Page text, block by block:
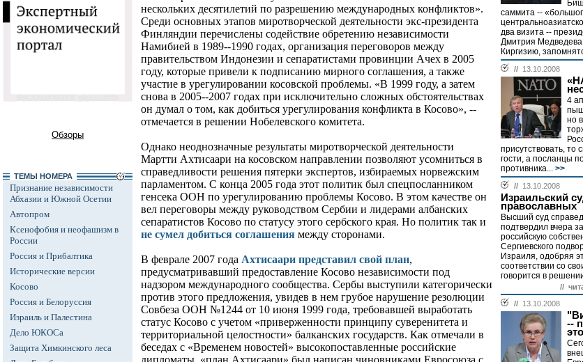
Обзоры
ТЕМЫ НОМЕРА
Признание независимости
Абхазии и Южной Осетии
Автопром
Ксенофобия и неофашизм в
России
Россия и Прибалтика
Исторические версии
Косово
Россия и Белоруссия
Израиль и Палестина
Дело ЮКОСа
Защита Химкинского леса
нескольких десятилетий по разрешению международных конфликтов».
Среди основных этапов миротворческой деятельности экс-президента
Финляндии перечислены содействие обретению независимости
Намибией в 1989--1990 годах, организация переговоров между
правительством Индонезии и сепаратистами провинции Ачех в 2005
году, которые привели к подписанию мирного соглашения, а также
участие в урегулировании косовской проблемы. «В 1999 году, а затем
снова в 2005--2007 годах при исключительно сложных обстоятельствах
он думал о том, как добиться урегулирования конфликта в Косово», --
отмечается в решении Нобелевского комитета.
Однако неоднозначные результаты миротворческой деятельности
Мартти Ахтисаари на косовском направлении позволяют усомниться в
справедливости решения пятерки экспертов, избираемых норвежским
парламентом. С конца 2005 года этот политик был спецпосланником
генсека ООН по урегулированию проблемы Косово. В этом качестве он
вел переговоры между руководством Сербии и лидерами албанских
сепаратистов Косово по статусу этого сербского края. Но политик так и
не сумел добиться соглашения между сторонами.
В феврале 2007 года Ахтисаари представил свой план,
предусматривавший предоставление Косово независимости под
надзором международного сообщества. Сербы выступили категорически
против этого предложения, увидев в нем грубое нарушение резолюции
Совбеза ООН №1244 от 10 июня 1999 года, требовавшей выработать
статус Косово с учетом «приверженности принципу суверенитета и
территориальной целостности» балканских государств. Как отмечали в
беседах с «Временем новостей» высокопоставленные российские
саммита --
два визита --
Дмитрия
Киргизию,
// 13.10.2008
4
но
присутствовать, то
гости, а посланцы
противника... >>
// 13.10.2008
Израильский
православных
Высший суд
подтвердил вчера
российскую
Сергиевского
Израиля, одобряя
соответствии со
говорится в
//
// 13.10.2008
--